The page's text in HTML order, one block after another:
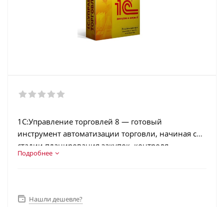
1С:Управление торговлей 8 — готовый
инструмент автоматизации торговли, начиная со
стадии планирования закупок, контроля
товарооборота и складского хранения и
первичной документации, управление запасами,
Подробнее
Нашли дешевле?